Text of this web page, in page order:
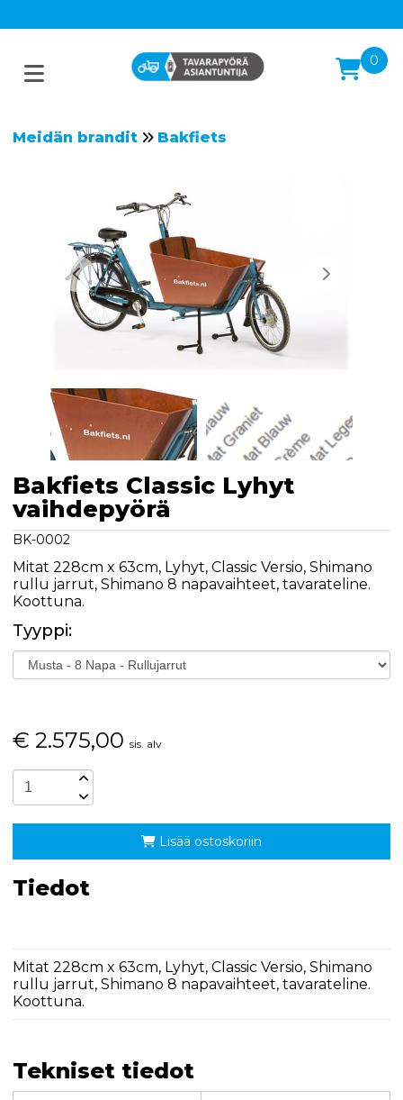
0
Meidän brandit Bakfiets
Bakfiets Classic Lyhyt
vaihdepyörä
BK-0002
Mitat 228cm x 63cm, Lyhyt, Classic Versio, Shimano
rullu jarrut, Shimano 8 napavaihteet, tavarateline.
Koottuna.
Tyyppi:
€ 2.575,00 sis. alv
Lisää ostoskoriin
Tiedot
Mitat 228cm x 63cm, Lyhyt, Classic Versio, Shimano
rullu jarrut, Shimano 8 napavaihteet, tavarateline.
Koottuna.
Tekniset tiedot